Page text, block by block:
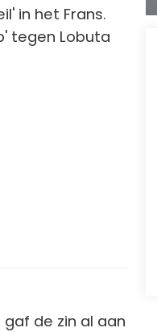
in het Frans.
tegen Lobuta
de zin al aan